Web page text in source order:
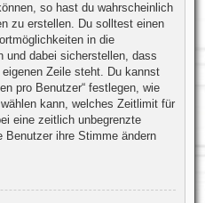
so hast du wahrscheinlich
zu erstellen. Du solltest einen
in die
und dabei sicherstellen, dass
Zeile steht. Du kannst
pro Benutzer“ festlegen, wie
kann, welches Zeitlimit für
eine zeitlich unbegrenzte
Benutzer ihre Stimme ändern